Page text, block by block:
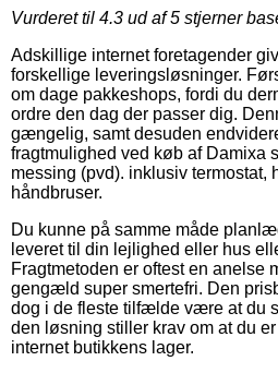
Vurderet til 4.3 ud af 5 stjerner
Adskillige internet foretagender
forskellige leveringsløsninger.
om dage pakkeshops, fordi du
ordre den dag der passer dig.
gængelig, samt desuden
fragtmulighed ved køb af Damixa
messing (pvd). inklusiv termostat,
håndbruser.
Du kunne på samme måde
leveret til din lejlighed eller hus
Fragtmetoden er oftest en anelse
gengæld super smertefri. Den
dog i de fleste tilfælde være at du
den løsning stiller krav om at du er
internet butikkens lager.